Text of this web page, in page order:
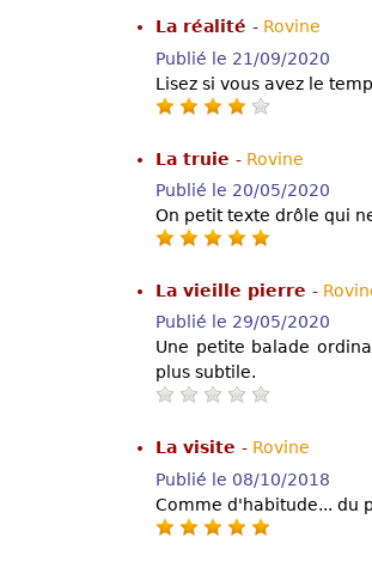
La réalité - Rovine
Publié le 21/09/2020
Lisez si vous avez le
La truie - Rovine
Publié le 20/05/2020
On petit texte drôle qui
La vieille pierre -
Publié le 29/05/2020
Une petite balade
plus subtile.
La visite - Rovine
Publié le 08/10/2018
Comme d'habitude... du